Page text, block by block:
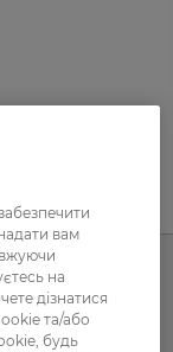
вам
на
дізнатися
та/або
будь